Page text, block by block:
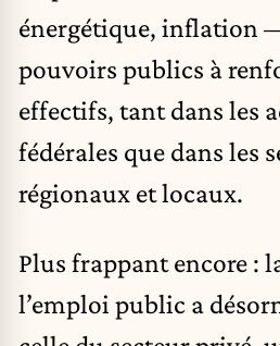
énergétique, inflation
pouvoirs publics à
effectifs, tant dans les
fédérales que dans les
régionaux et locaux.
Plus frappant encore :
l’emploi public a